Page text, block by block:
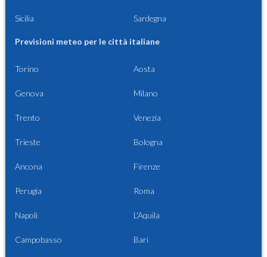
Sicilia Sardegna
Previsioni meteo per le città italiane
Torino Aosta
Genova Milano
Trento Venezia
Trieste Bologna
Ancona Firenze
Perugia Roma
Napoli L'Aquila
Campobasso Bari